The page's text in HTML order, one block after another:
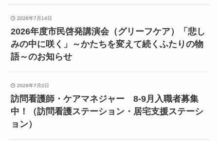
2026年7月14日
2026年度市民啓発講演会（グリーフケア）「悲し
みの中に咲く」～かたちを変えて続くふたりの物
語～のお知らせ
2026年7月2日
訪問看護師・ケアマネジャー 8-9月入職者募集
中！（訪問看護ステーション・居宅支援ステーシ
ョン）